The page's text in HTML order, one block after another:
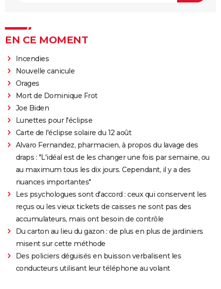
EN CE MOMENT
Incendies
Nouvelle canicule
Orages
Mort de Dominique Frot
Joe Biden
Lunettes pour l'éclipse
Carte de l'éclipse solaire du 12 août
Alvaro Fernandez, pharmacien, à propos du lavage des
draps : "L'idéal est de les changer une fois par semaine, ou
au maximum tous les dix jours. Cependant, il y a des
nuances importantes"
Les psychologues sont d'accord : ceux qui conservent les
reçus ou les vieux tickets de caisses ne sont pas des
accumulateurs, mais ont besoin de contrôle
Du carton au lieu du gazon : de plus en plus de jardiniers
misent sur cette méthode
Des policiers déguisés en buisson verbalisent les
conducteurs utilisant leur téléphone au volant